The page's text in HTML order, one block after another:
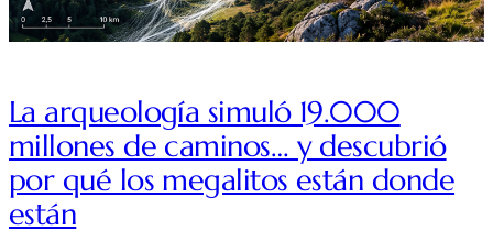
La arqueología simuló 19.000
millones de caminos… y descubrió
por qué los megalitos están donde
están